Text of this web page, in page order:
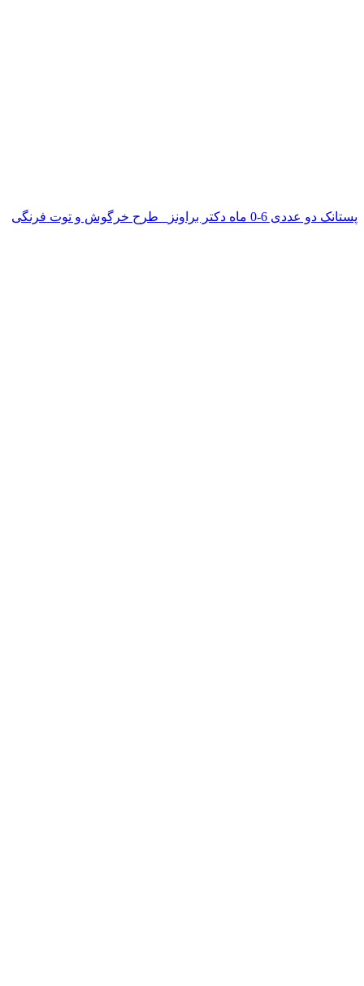
پستانک دو عددی 6-0 ماه دکتر براونز_ طرح خرگوش و توت فرنگی